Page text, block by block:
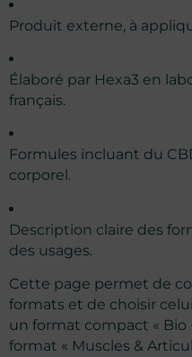
Produit externe, à
Élaboré par Hexa3 en
français.
Formules incluant du
corporel.
Description claire des
des usages.
Cette page permet de
formats et de choisir
un format compact « Bio
format « Muscles &